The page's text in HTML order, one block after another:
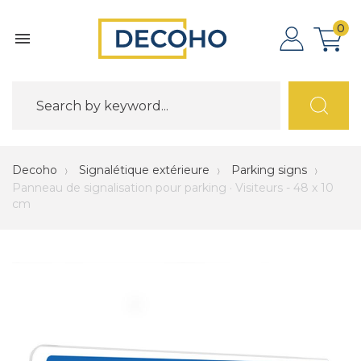

0
Decoho Signalétique extérieure
Parking signs
Panneau de signalisation pour parking · Visiteurs - 48 x 10
cm